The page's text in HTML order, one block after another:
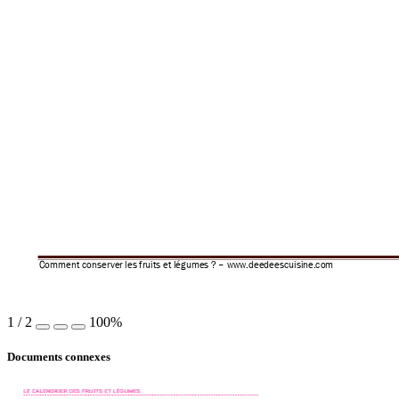
Comment conserver les fruits et légumes ? – www.deedeescuisine.com
1 / 2 100%
Documents connexes